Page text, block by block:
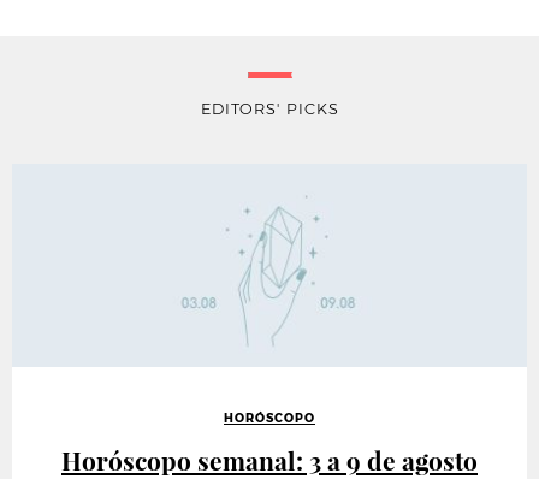
EDITORS' PICKS
HORÓSCOPO
Horóscopo semanal: 3 a 9 de agosto